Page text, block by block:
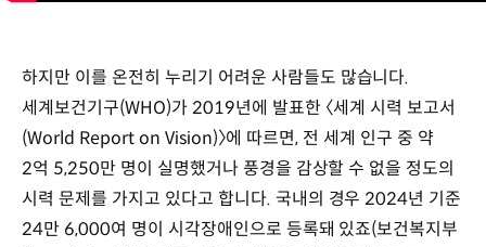
하지만 이를 온전히 누리기 어려운 사람들도 많습니다.
세계보건기구(WHO)가 2019년에 발표한 〈세계 시력 보고서
(World Report on Vision)〉에 따르면, 전 세계 인구 중 약
2억 5,250만 명이 실명했거나 풍경을 감상할 수 없을 정도의
시력 문제를 가지고 있다고 합니다. 국내의 경우 2024년 기준
24만 6,000여 명이 시각장애인으로 등록돼 있죠(보건복지부